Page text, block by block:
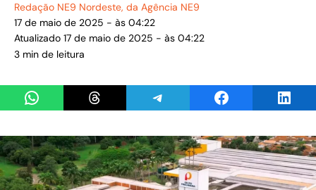
Redação NE9 Nordeste, da Agência NE9
17 de maio de 2025 - às 04:22
Atualizado 17 de maio de 2025 - às 04:22
3 min de leitura
Share on WhatsAppShare on ThreadsShare on TelegramShare on Facebook